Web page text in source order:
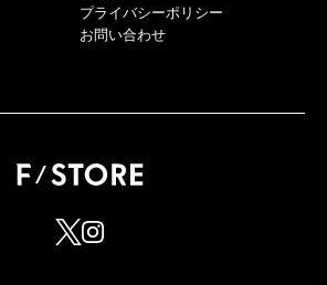
プライバシーポリシー
お問い合わせ